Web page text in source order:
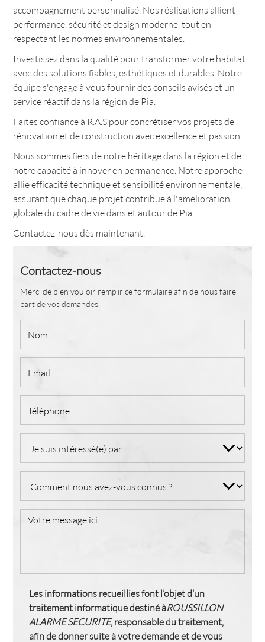
accompagnement personnalisé. Nos réalisations allient
performance, sécurité et design moderne, tout en
respectant les normes environnementales.
Investissez dans la qualité pour transformer votre habitat
avec des solutions fiables, esthétiques et durables. Notre
équipe s'engage à vous fournir des conseils avisés et un
service réactif dans la région de Pia.
Faites confiance à R.A.S pour concrétiser vos projets de
rénovation et de construction avec excellence et passion.
Nous sommes fiers de notre héritage dans la région et de
notre capacité à innover en permanence. Notre approche
allie efficacité technique et sensibilité environnementale,
assurant que chaque projet contribue à l'amélioration
globale du cadre de vie dans et autour de Pia.
Contactez-nous dès maintenant.
Contactez-nous
Merci de bien vouloir remplir ce formulaire afin de nous faire
part de vos demandes.
Les informations recueillies font l’objet d’un
traitement informatique destiné àROUSSILLON
ALARME SECURITE, responsable du traitement,
afin de donner suite à votre demande et de vous